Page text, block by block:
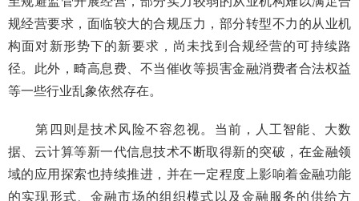
规经营要求，面临较大的合规压力，部分转型不力的从业机
构面对新形势下的新要求，尚未找到合规经营的可持续路
径。此外，畸高息费、不当催收等损害金融消费者合法权益
等一些行业乱象依然存在。
第四则是技术风险不容忽视。当前，人工智能、大数
据、云计算等新一代信息技术不断取得新的突破，在金融领
域的应用探索也持续推进，并在一定程度上影响着金融功能
的实现形式、金融市场的组织模式以及金融服务的供给方